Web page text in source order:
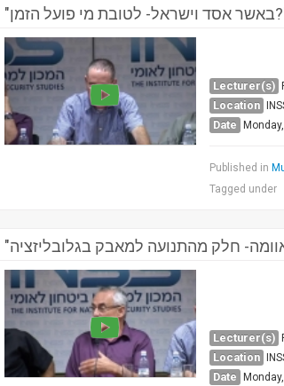
מי פועל הזמן?"
Lecturer(s)
Location
Date
Published in
Tagged under
Lecturer(s)
Location
Date